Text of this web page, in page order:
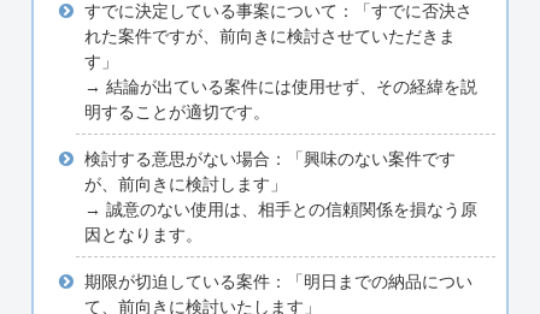
すでに決定している事案について：「すでに否決さ
れた案件ですが、前向きに検討させていただきま
す」
→ 結論が出ている案件には使用せず、その経緯を説
明することが適切です。
検討する意思がない場合：「興味のない案件です
が、前向きに検討します」
→ 誠意のない使用は、相手との信頼関係を損なう原
因となります。
期限が切迫している案件：「明日までの納品につい
て、前向きに検討いたします」